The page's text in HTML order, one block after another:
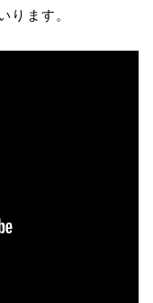
ります。